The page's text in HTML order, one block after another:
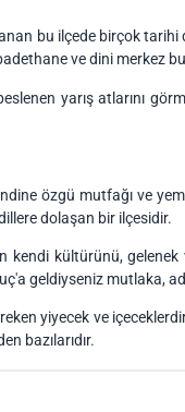
bu ilçede birçok
ve dini merkez
yarış atlarını
özgü mutfağı ve
dolaşan bir ilçesidir.
kendi kültürünü,
geldiyseniz mutlaka,
yiyecek ve
bazılarıdır.